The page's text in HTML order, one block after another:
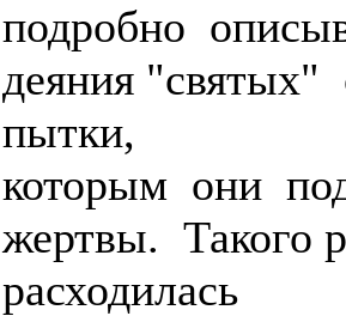
подробно
деяния
пытки,
которым они
жертвы. Такого
расходилась